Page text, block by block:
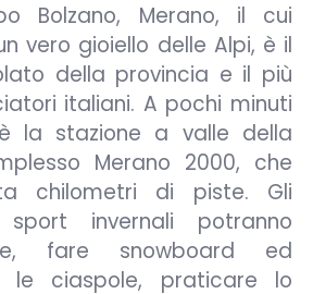
Bolzano, Merano, il cui
vero gioiello delle Alpi, è il
della provincia e il più
italiani. A pochi minuti
la stazione a valle della
Merano 2000, che
chilometri di piste. Gli
invernali potranno
fare snowboard ed
le ciaspole, praticare lo